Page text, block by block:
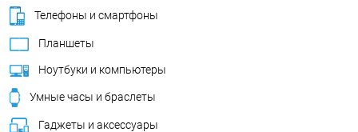
Телефоны и смартфоны
Планшеты
Ноутбуки и компьютеры
Умные часы и браслеты
Гаджеты и аксессуары